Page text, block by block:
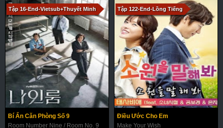
Tập 16-End-Vietsub+Thuyết Minh
Bí Ẩn Căn Phòng Số 9
Room Number Nine / Room No. 9
Tập 122-End-Lồng Tiếng
Điều Ước Cho Em
Make Your Wish